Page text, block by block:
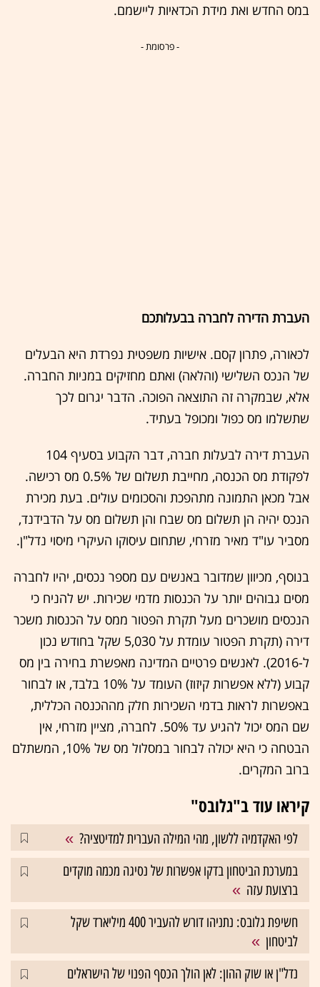
במס החדש ואת מידת הכדאיות ליישמם.
- פרסומת -
העברת הדירה לחברה בבעלותכם
לכאורה, פתרון קסם. אישיות משפטית נפרדת היא הבעלים
של הנכס השלישי (והלאה) ואתם מחזיקים במניות החברה.
אלא, שבמקרה זה התוצאה הפוכה. הדבר יגרום לכך
שתשלמו מס כפול ומכופל בעתיד.
העברת דירה לבעלות חברה, דבר הקבוע בסעיף 104
לפקודת מס הכנסה, מחייבת תשלום של 0.5% מס רכישה.
אבל מכאן התמונה מתהפכת והסכומים עולים. בעת מכירת
הנכס יהיה הן תשלום מס שבח והן תשלום מס על הדבידנד,
מסביר עו"ד מאיר מזרחי, שתחום עיסוקו העיקרי מיסוי נדל"ן.
בנוסף, מכיוון שמדובר באנשים עם מספר נכסים, יהיו לחברה
מסים גבוהים יותר על הכנסות מדמי שכירות. יש להניח כי
הנכסים מושכרים מעל תקרת הפטור ממס על הכנסות משכר
דירה (תקרת הפטור עומדת על 5,030 שקל בחודש נכון
ל-2016). לאנשים פרטיים המדינה מאפשרת בחירה בין מס
קבוע (ללא אפשרות קיזוז) העומד על 10% בלבד, או לבחור
באפשרות לראות בדמי השכירות חלק מההכנסה הכללית,
שם המס יכול להגיע עד 50%. לחברה, מציין מזרחי, אין
הבטחה כי היא יכולה לבחור במסלול מס של 10%, המשתלם
ברוב המקרים.
קיראו עוד ב"גלובס"
לפי האקדמיה ללשון, מהי המילה העברית למדיטציה?
במערכת הביטחון בדקו אפשרות של נסיגה מכמה מוקדים
ברצועת עזה
חשיפת גלובס: נתניהו דורש להעביר 400 מיליארד שקל
לביטחון
נדל"ן או שוק ההון: לאן הולך הכסף הפנוי של הישראלים